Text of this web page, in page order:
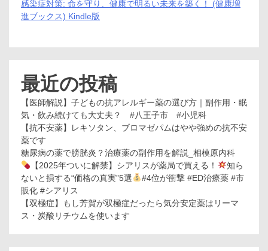
感染症対策: 命を守り、健康で明るい未来を築く！ (健康増
進ブックス) Kindle版
最近の投稿
【医師解説】子どもの抗アレルギー薬の選び方｜副作用・眠
気・飲み続けても大丈夫？ #八王子市 #小児科
【抗不安薬】レキソタン、ブロマゼパムはやや強めの抗不安
薬です
糖尿病の薬で膀胱炎？治療薬の副作用を解説_相模原内科
【2025年ついに解禁】シアリスが薬局で買える！
知ら
ないと損する“価格の真実”5選
#4位が衝撃 #ED治療薬 #市
販化 #シアリス
【双極症】もし芳賀が双極症だったら気分安定薬はリーマ
ス・炭酸リチウムを使います